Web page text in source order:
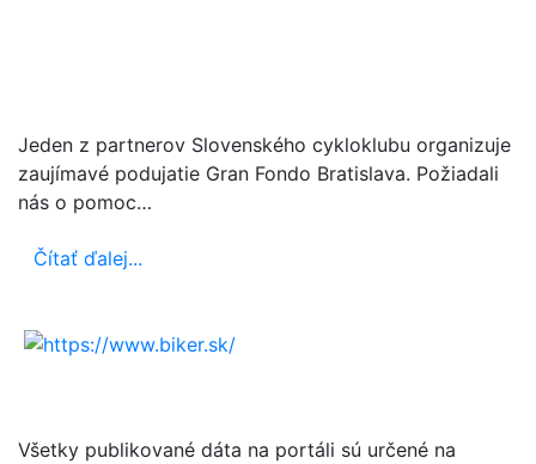
Jeden z partnerov Slovenského cykloklubu organizuje
zaujímavé podujatie Gran Fondo Bratislava. Požiadali
nás o pomoc…
Čítať ďalej...
Všetky publikované dáta na portáli sú určené na